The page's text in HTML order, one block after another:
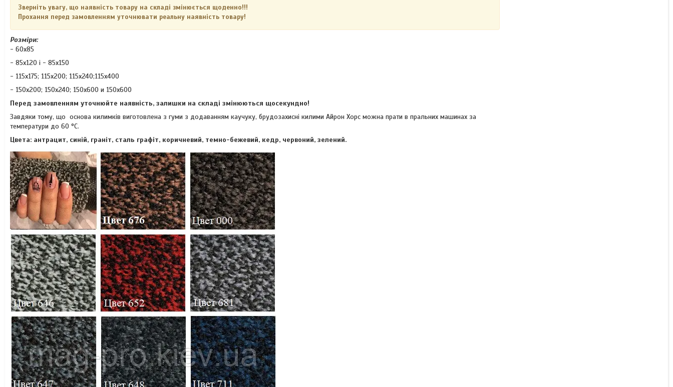
Зверніть увагу, що наявність товару на складі змінюється щоденно!!!
Прохання перед замовленням уточнювати реальну наявність товару!
Розміри:
- 60х85
- 85х120 і - 85х150
- 115х175; 115х200; 115х240;115х400
- 150х200; 150х240; 150х600 и 150х600
Перед замовленням уточнюйте наявність, залишки на складі змінюються щосекундно!
Завдяки тому, що основа килимків виготовлена з гуми з додаванням каучуку, брудозахисні килими Айрон Хорс можна прати в пральних машинах за
температури до 60 °C.
Цвета: антрацит, синій, граніт, сталь графіт, коричневий, темно-бежевий, кедр, червоний, зелений.